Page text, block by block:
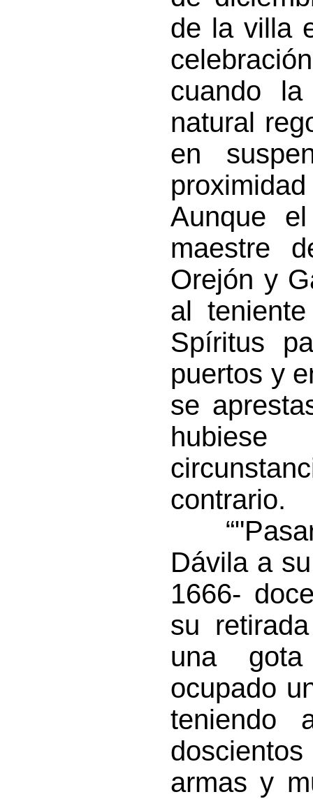
de la villa
cuando
natural
en
Aunque
maestre
Orejón y
al
Spíritus
puertos y
se
hubiese
contrario.
Dávila a
1666-
su
una
ocupado
teniendo
armas y